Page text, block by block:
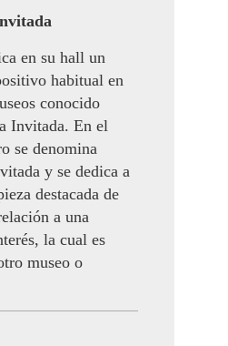
en su hall un
habitual en
conocido
Invitada. En el
se denomina
y se dedica a
destacada de
a una
la cual es
museo o